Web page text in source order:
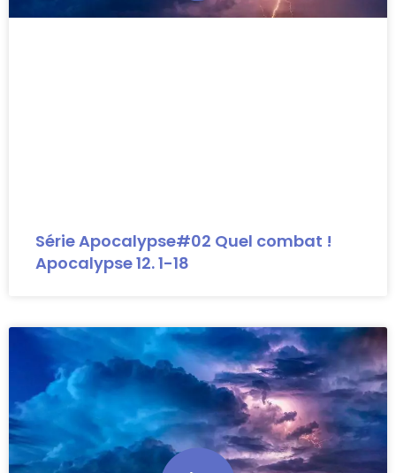
Série Apocalypse#02 Quel combat !
Apocalypse 12. 1-18